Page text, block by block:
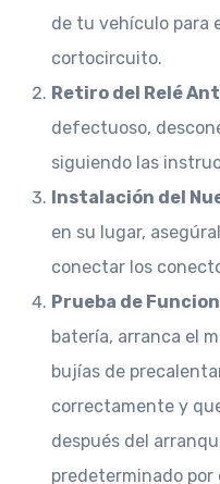
de tu vehículo para
cortocircuito.
Retiro del Relé
defectuoso,
siguiendo las
Instalación del
en su lugar,
conectar los
Prueba de
batería, arranca el
bujías de
correctamente y
después del
predeterminado